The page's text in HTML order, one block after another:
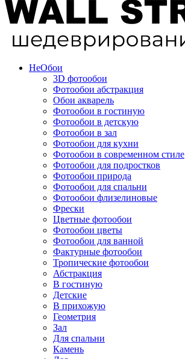
НеОбои
3D фотообои
Фотообои абстракция
Обои акварель
Фотообои в гостиную
Фотообои в детскую
Фотообои в зал
Фотообои для кухни
Фотообои в современном стиле
Фотообои для подростков
Фотообои природа
Фотообои для спальни
Фотообои флизелиновые
Фрески
Цветные фотообои
Фотообои цветы
Фотообои для ванной
Фактурные фотообои
Тропические фотообои
Абстракция
В гостиную
Детские
В прихожую
Геометрия
Зал
Для спальни
Камень